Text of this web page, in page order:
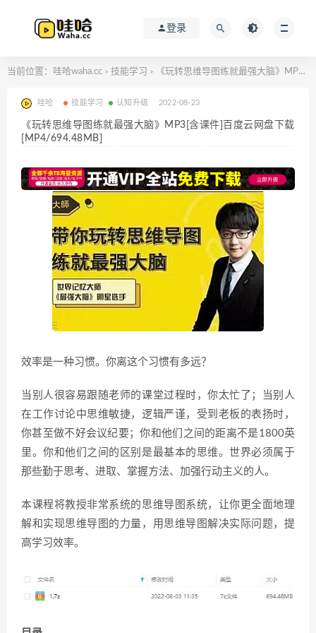
登录
当前位置： 哇哈waha.cc > 技能学习 > 《玩转思维导图练就最强大脑》MP3[含课件]百度云网盘下载[MP4/694.48MB]
哇哈 技能学习 认知升级 2022-08-23
《玩转思维导图练就最强大脑》MP3[含课件]百度云网盘下载
[MP4/694.48MB]
效率是一种习惯。你离这个习惯有多远？
当别人很容易跟随老师的课堂过程时，你太忙了；当别人
在工作讨论中思维敏捷，逻辑严谨，受到老板的表扬时，
你甚至做不好会议纪要；你和他们之间的距离不是1800英
里。你和他们之间的区别是最基本的思维。世界必须属于
那些勤于思考、进取、掌握方法、加强行动主义的人。
本课程将教授非常系统的思维导图系统，让你更全面地理
解和实现思维导图的力量，用思维导图解决实际问题，提
高学习效率。